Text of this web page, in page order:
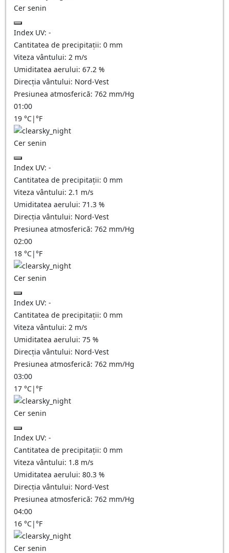
Cer senin
Index UV: -
Cantitatea de precipitații: 0 mm
Viteza vântului: 2 m/s
Umiditatea aerului: 67.2 %
Direcția vântului: Nord-Vest
Presiunea atmosferică: 762 mm/Hg
01:00
19 °C|°F
Cer senin
Index UV: -
Cantitatea de precipitații: 0 mm
Viteza vântului: 2.1 m/s
Umiditatea aerului: 71.3 %
Direcția vântului: Nord-Vest
Presiunea atmosferică: 762 mm/Hg
02:00
18 °C|°F
Cer senin
Index UV: -
Cantitatea de precipitații: 0 mm
Viteza vântului: 2 m/s
Umiditatea aerului: 75 %
Direcția vântului: Nord-Vest
Presiunea atmosferică: 762 mm/Hg
03:00
17 °C|°F
Cer senin
Index UV: -
Cantitatea de precipitații: 0 mm
Viteza vântului: 1.8 m/s
Umiditatea aerului: 80.3 %
Direcția vântului: Nord-Vest
Presiunea atmosferică: 762 mm/Hg
04:00
16 °C|°F
Cer senin